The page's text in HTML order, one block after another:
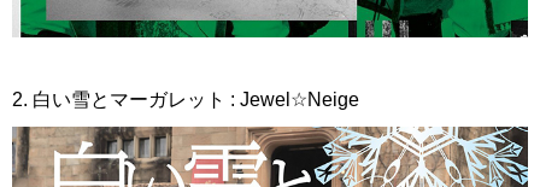
2. 白い雪とマーガレット : Jewel☆Neige